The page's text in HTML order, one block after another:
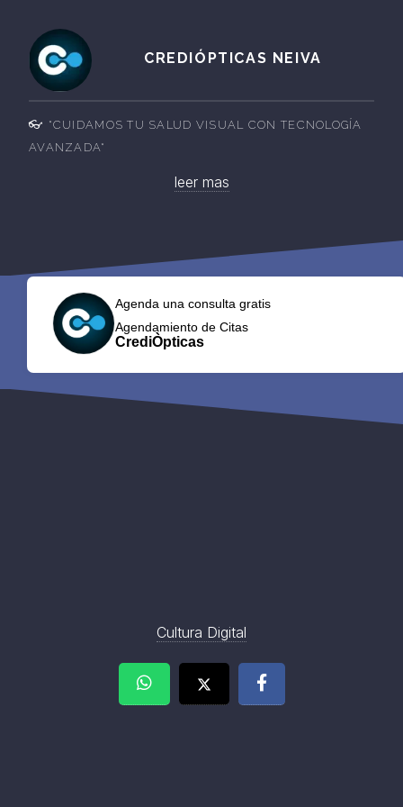
CREDIÓPTICAS NEIVA
👓 *CUIDAMOS TU SALUD VISUAL CON TECNOLOGÍA
AVANZADA*
leer mas
Agenda una consulta gratis
Agendamiento de Citas
CrediÒpticas
Cultura Digital